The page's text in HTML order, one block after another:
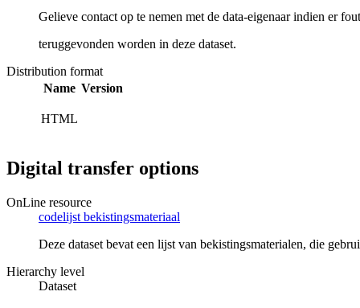
Gelieve contact op te nemen met de data-eigenaar indien er
teruggevonden worden in deze dataset.
Distribution format
Name Version
HTML
Digital transfer options
OnLine resource
codelijst bekistingsmateriaal
Deze dataset bevat een lijst van bekistingsmaterialen, die
Hierarchy level
Dataset